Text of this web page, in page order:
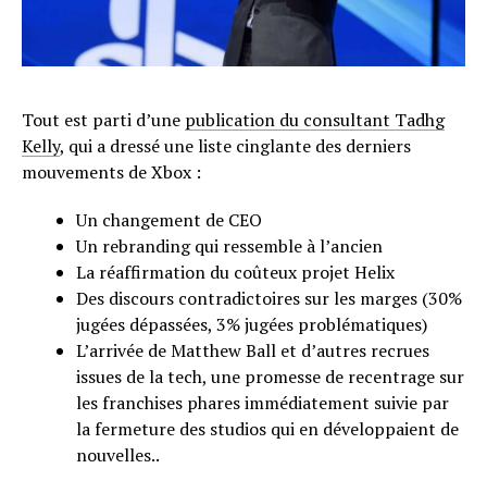
Tout est parti d’une publication du consultant Tadhg
Kelly, qui a dressé une liste cinglante des derniers
mouvements de Xbox :
Un changement de CEO
Un rebranding qui ressemble à l’ancien
La réaffirmation du coûteux projet Helix
Des discours contradictoires sur les marges (30%
jugées dépassées, 3% jugées problématiques)
L’arrivée de Matthew Ball et d’autres recrues
issues de la tech, une promesse de recentrage sur
les franchises phares immédiatement suivie par
la fermeture des studios qui en développaient de
nouvelles..